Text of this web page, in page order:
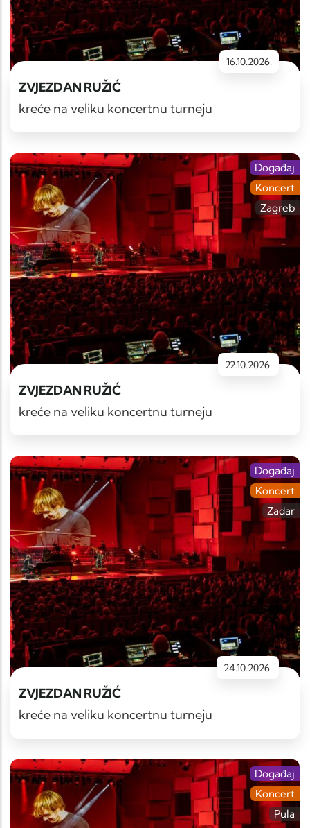
16.10.2026.
ZVJEZDAN RUŽIĆ
kreće na veliku koncertnu turneju
22.10.2026.
ZVJEZDAN RUŽIĆ
kreće na veliku koncertnu turneju
Događaj
Koncert
Zagreb
24.10.2026.
ZVJEZDAN RUŽIĆ
kreće na veliku koncertnu turneju
Događaj
Koncert
Zadar
Događaj
Koncert
Pula